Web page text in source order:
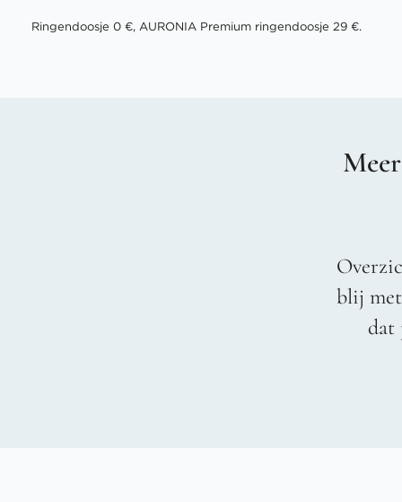
Ringendoosje 0 €, AURONIA Premium ringendoosje 29 €.
blij
dat